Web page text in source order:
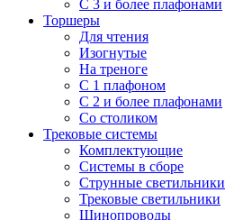
С 3 и более плафонами
Торшеры
Для чтения
Изогнутые
На треноге
С 1 плафоном
С 2 и более плафонами
Со столиком
Трековые системы
Комплектующие
Системы в сборе
Струнные светильники
Трековые светильники
Шинопроводы